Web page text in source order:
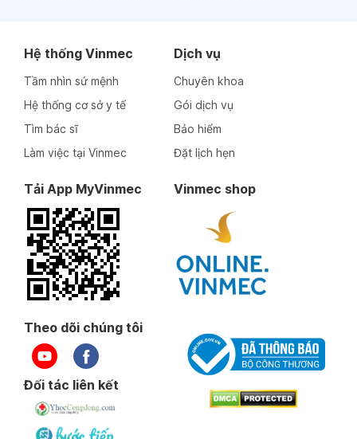
Hệ thống Vinmec
Tầm nhìn sứ mệnh
Hệ thống cơ sở y tế
Tìm bác sĩ
Làm việc tại Vinmec
Dịch vụ
Chuyên khoa
Gói dịch vụ
Bảo hiểm
Đặt lịch hẹn
Tải App MyVinmec Vinmec shop
Theo dõi chúng tôi
Đối tác liên kết